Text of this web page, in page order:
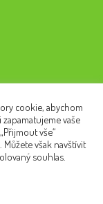
Z peněz
cookie, abychom
vaše
vše“
však navštívit
souhlas.